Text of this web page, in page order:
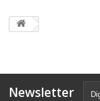
Newsletter